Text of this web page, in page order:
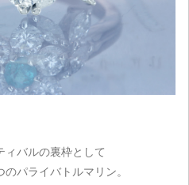
ィバルの裏枠として
パライバトルマリン。